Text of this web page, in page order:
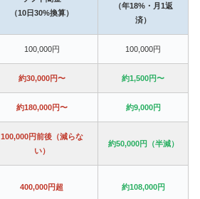
（10日30%換算）
（年18%・月1返
済）
100,000円 100,000円
約30,000円〜 約1,500円〜
約180,000円〜 約9,000円
100,000円前後（減らな
い）
約50,000円（半減）
400,000円超 約108,000円